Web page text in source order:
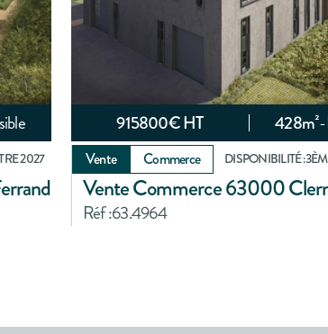
2027
915800€ HT 428m²-
Vente Commerce DISPONIBILITÉ :
Vente Commerce 63000
Réf :63.4964